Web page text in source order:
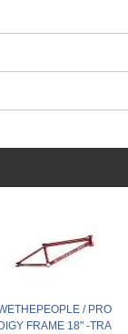
/ PRO
FRAME 18" -TRA